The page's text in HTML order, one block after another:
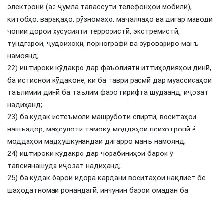
электронӣ (аз ҷумла тавассути телефонҳои мобилӣ),
китобҳо, варақаҳо, рӯзномаҳо, маҷаллаҳо ва дигар маводи
чопии дорои хусусияти террористӣ, экстремистӣ,
тундгароӣ, ҷудоихоҳӣ, порнографӣ ва зӯровариро манъ
намоянд;
22) иштироки кӯдакро дар фаъолияти иттиҳодияҳои динӣ,
ба истиснои кӯдаконе, ки ба таври расмӣ дар муассисаҳои
таълимии динӣ ба таълим фаро гирифта шудаанд, иҷозат
надиҳанд;
23) ба кӯдак истеъмоли машруботи спиртӣ, воситаҳои
нашъадор, маҳсулоти тамоку, моддаҳои психотропӣ ё
моддаҳои мадҳушкунандаи дигарро манъ намоянд;
24) иштироки кӯдакро дар чорабиниҳои барои ӯ
тавсиянашуда иҷозат надиҳанд;
25) ба кӯдак барои идора кардани воситаҳои нақлиёт бе
шаҳодатномаи ронандагӣ, инчунин барои омадан ба